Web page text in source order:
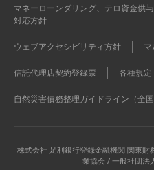
マネーローンダリング、テロ資金供
対応方針
ウェブアクセシビリティ方針
信託代理店契約登録票 各種規定
自然災害債務整理ガイドライン（全
株式会社 足利銀行登録金融機関 関東財
業協会 / 一般社団法